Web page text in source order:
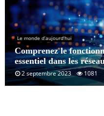
Le monde d’aujourd’hui
Comprenez le
essentiel dans les
2 septembre 2023 1081